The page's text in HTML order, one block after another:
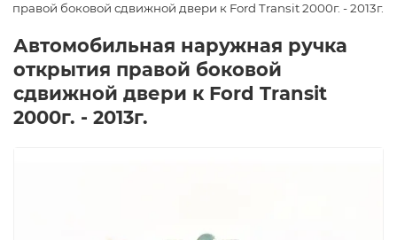
правой боковой сдвижной двери к Ford Transit 2000г. - 2013г.
Автомобильная наружная ручка
открытия правой боковой
сдвижной двери к Ford Transit
2000г. - 2013г.